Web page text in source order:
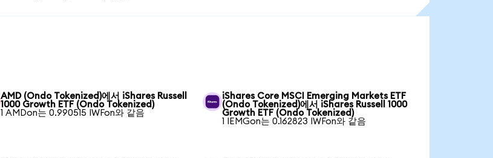
AMD (Ondo Tokenized)에서 iShares Russell
1000 Growth ETF (Ondo Tokenized)
1 AMDon는 0.990515 IWFon와 같음
iShares Core MSCI Emerging Markets ETF
(Ondo Tokenized)에서 iShares Russell 1000
Growth ETF (Ondo Tokenized)
1 IEMGon는 0.162823 IWFon와 같음